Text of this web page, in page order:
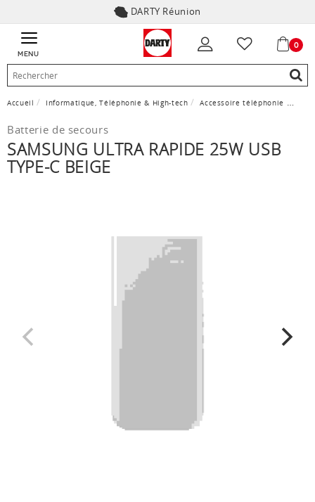
DARTY Réunion
MENU
0
Accueil Informatique, Téléphonie & High-tech Accessoire téléphonie
Batterie de secours
SAMSUNG ULTRA RAPIDE 25W USB
TYPE-C BEIGE